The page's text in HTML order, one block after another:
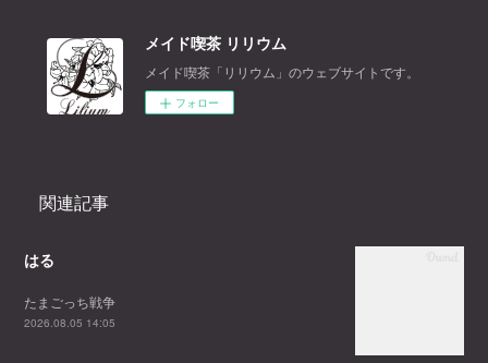
メイド喫茶 リリウム
メイド喫茶「リリウム」のウェブサイトです。
フォロー
関連記事
はる
たまごっち戦争
2026.08.05 14:05